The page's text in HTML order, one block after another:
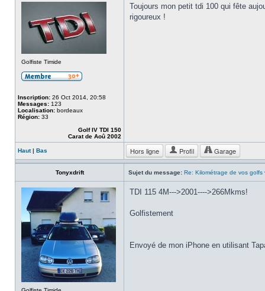
Golfiste Timide
Inscription: 26 Oct 2014, 20:58
Messages: 123
Localisation: bordeaux
Région: 33
Golf IV TDI 150
Carat de Aoû 2002
Toujours mon petit tdi 100 qui fête
rigoureux !
Haut| Bas Hors ligne Profil Garage
Tonyxdrift Sujet du message: Re: Kilométrage de vos golfs
TDI 115 4M--->2001---->266Mkms!
Golfistement
Envoyé de mon iPhone en utilisant